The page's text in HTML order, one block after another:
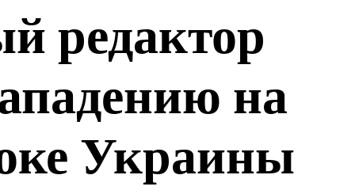
редактор
на
Украины